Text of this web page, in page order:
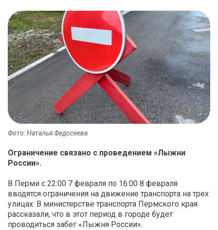
Фото: Наталья Федосеева
Ограничение связано с проведением «Лыжни
России».
В Перми с 22:00 7 февраля по 16:00 8 февраля
вводятся ограничения на движение транспорта на трех
улицах. В министерстве транспорта Пермского края
рассказали, что в этот период в городе будет
проводиться забег «Лыжня России».